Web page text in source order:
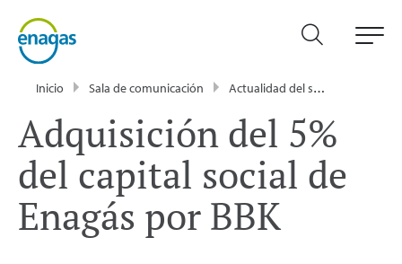
Inicio Sala de comunicación Actualidad del sector energético - Enagás
Adquisición del 5%
del capital social de
Enagás por BBK